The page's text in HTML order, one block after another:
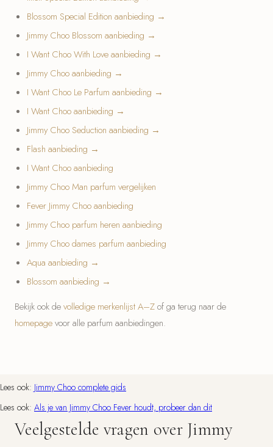
Blossom Special Edition aanbieding →
Jimmy Choo Blossom aanbieding →
I Want Choo With Love aanbieding →
Jimmy Choo aanbieding →
I Want Choo Le Parfum aanbieding →
I Want Choo aanbieding →
Jimmy Choo Seduction aanbieding →
Flash aanbieding →
I Want Choo aanbieding
Jimmy Choo Man parfum vergelijken
Fever Jimmy Choo aanbieding
Jimmy Choo parfum heren aanbieding
Jimmy Choo dames parfum aanbieding
Aqua aanbieding →
Blossom aanbieding →
Bekijk ook devolledige merkenlijst A–Zof ga terug naar de
homepagevoor alle parfum aanbiedingen.
Lees ook: Jimmy Choo complete gids
Lees ook: Als je van Jimmy Choo Fever houdt, probeer dan dit
Veelgestelde vragen over Jimmy